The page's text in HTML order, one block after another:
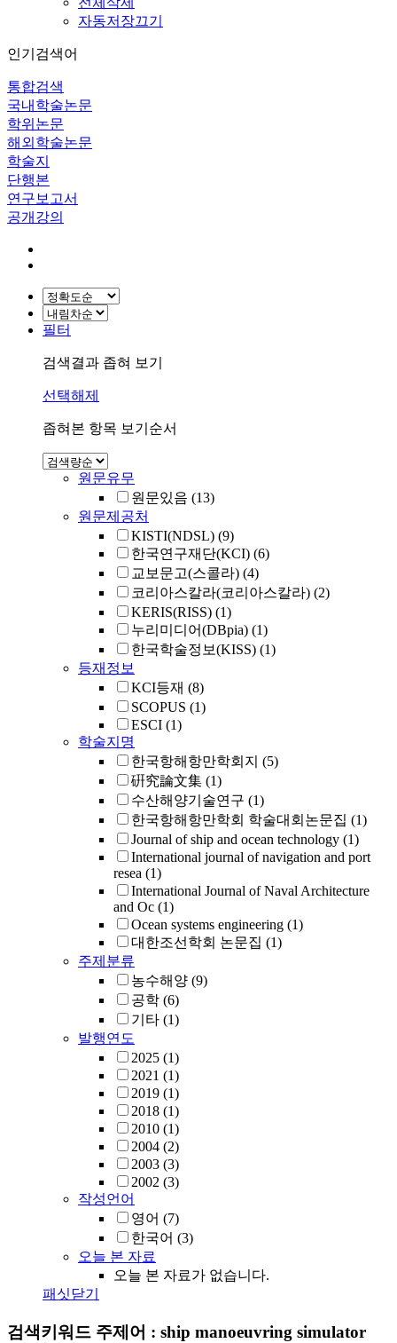
자동저장끄기
인기검색어
통합검색
국내학술논문
학위논문
해외학술논문
학술지
단행본
연구보고서
공개강의
필터
검색결과 좁혀 보기
선택해제
좁혀본 항목 보기순서
원문유무
원문있음 (13)
원문제공처
KISTI(NDSL) (9)
한국연구재단(KCI) (6)
교보문고(스콜라) (4)
코리아스칼라(코리아스칼라) (2)
KERIS(RISS) (1)
누리미디어(DBpia) (1)
한국학술정보(KISS) (1)
등재정보
KCI등재 (8)
SCOPUS (1)
ESCI (1)
학술지명
한국항해항만학회지 (5)
硏究論文集 (1)
수산해양기술연구 (1)
한국항해항만학회 학술대회논문집 (1)
Journal of ship and ocean technology (1)
International journal of navigation and port
resea (1)
International Journal of Naval Architecture
and Oc (1)
Ocean systems engineering (1)
대한조선학회 논문집 (1)
주제분류
농수해양 (9)
공학 (6)
기타 (1)
발행연도
2025 (1)
2021 (1)
2019 (1)
2018 (1)
2010 (1)
2004 (2)
2003 (3)
2002 (3)
작성언어
영어 (7)
한국어 (3)
오늘 본 자료
오늘 본 자료가 없습니다.
패싯닫기
검색키워드 주제어 : ship manoeuvring simulator